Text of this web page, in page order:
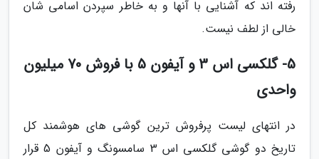
رفته اند که آشنایی با آنها و به خاطر سپردن اسامی شان
خالی از لطف نیست.
5- گلکسی اس 3 و آیفون 5 با فروش 70 میلیون
واحدی
در انتهای لیست پرفروش ترین گوشی های هوشمند کل
تاریخ دو گوشی گلکسی اس 3 سامسونگ و آیفون 5 قرار